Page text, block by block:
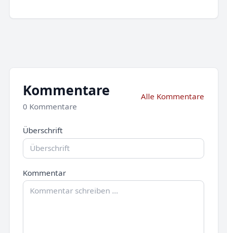
Kommentare
0 Kommentare
Alle Kommentare
Überschrift
Kommentar